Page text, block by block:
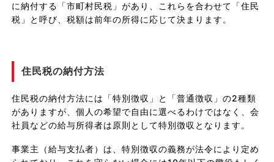
に納付する「市町村民税」があり、これらを合わせて「住民
税」と呼び、税額は前年の所得に応じて決まります。
住民税の納付方法
住民税の納付方法には「特別徴収」と「普通徴収」の2種類
がありますが、個人の希望で自由に選べるわけではなく、会
社員などの給与所得者は原則として特別徴収となります。
事業主（給与支払者）は、特別徴収の義務が法令により定め